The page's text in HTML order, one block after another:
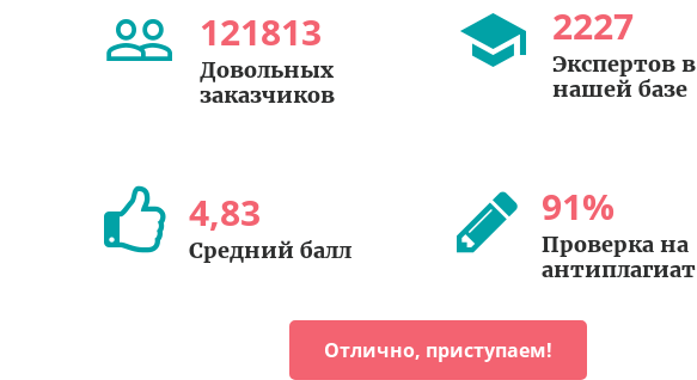
121813
Довольных
заказчиков
2227
Экспертов в
нашей базе
4,83
Средний балл
91%
Проверка на
антиплагиат
Отлично, приступаем!